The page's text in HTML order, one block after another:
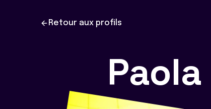
Retour aux profils
Paola